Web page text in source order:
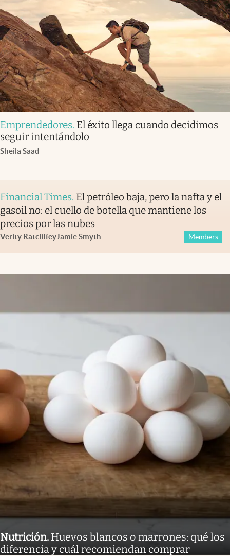
Emprendedores. El éxito llega cuando decidimos
seguir intentándolo
Sheila Saad
Financial Times. El petróleo baja, pero la nafta y el
gasoil no: el cuello de botella que mantiene los
precios por las nubes
Verity RatcliffeyJamie Smyth Members
Nutrición. Huevos blancos o marrones: qué los
diferencia y cuál recomiendan comprar